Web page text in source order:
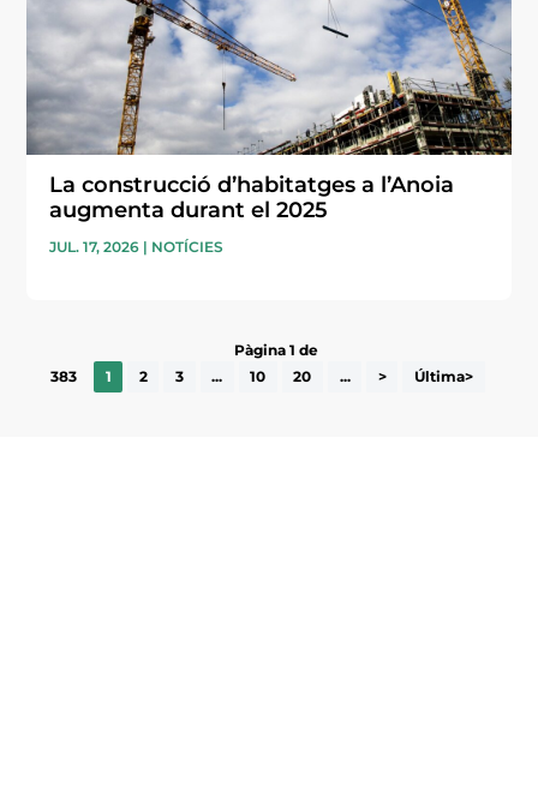
La construcció d’habitatges a l’Anoia
augmenta durant el 2025
JUL. 17, 2026 | NOTÍCIES
Pàgina 1 de
383
1 2 3 ... 10 20 ... > Última>